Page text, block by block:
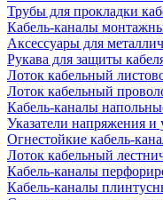
Трубы для прокладки
Кабель-каналы
Аксессуары для
Рукава для защиты
Лоток кабельный
Лоток кабельный
Кабель-каналы
Указатели напряжения и
Огнестойкие кабель-
Лоток кабельный
Кабель-каналы
Кабель-каналы